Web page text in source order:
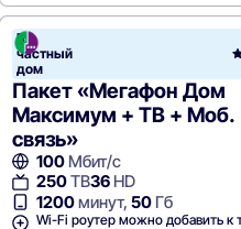
МегаФон
В
частный
дом
Пакет «Мегафон Дом
Максимум + ТВ + Моб.
связь»
100 Мбит/с
250ТВ36 HD
1200минут,50 Гб
Wi-Fi роутер можно добавить к